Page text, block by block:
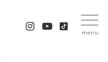
menu